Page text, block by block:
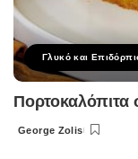
Γλυκό και
Πορτοκαλόπιτα
Posted
George Zolis